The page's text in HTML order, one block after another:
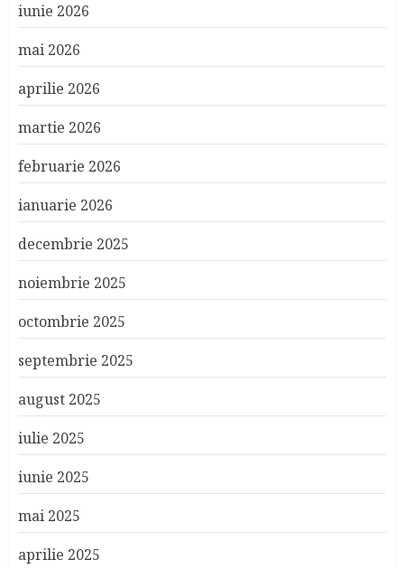
iunie 2026
mai 2026
aprilie 2026
martie 2026
februarie 2026
ianuarie 2026
decembrie 2025
noiembrie 2025
octombrie 2025
septembrie 2025
august 2025
iulie 2025
iunie 2025
mai 2025
aprilie 2025